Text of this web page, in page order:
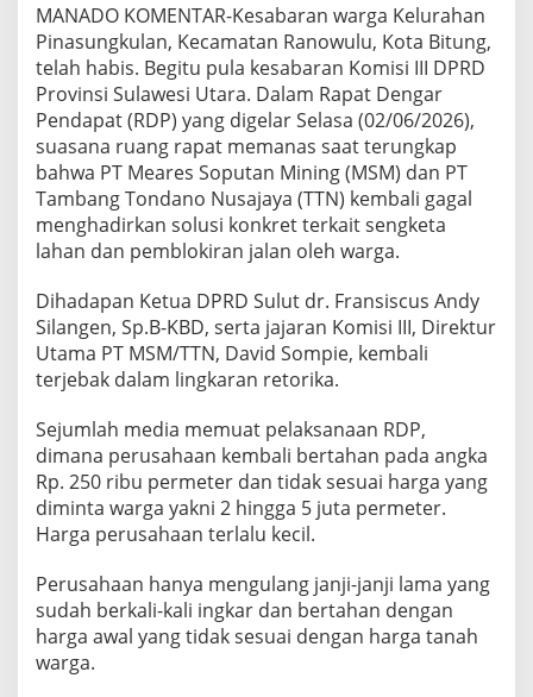
MANADO KOMENTAR-Kesabaran warga Kelurahan
Pinasungkulan, Kecamatan Ranowulu, Kota Bitung,
telah habis. Begitu pula kesabaran Komisi III DPRD
Provinsi Sulawesi Utara. Dalam Rapat Dengar
Pendapat (RDP) yang digelar Selasa (02/06/2026),
suasana ruang rapat memanas saat terungkap
bahwa PT Meares Soputan Mining (MSM) dan PT
Tambang Tondano Nusajaya (TTN) kembali gagal
menghadirkan solusi konkret terkait sengketa
lahan dan pemblokiran jalan oleh warga.
Dihadapan Ketua DPRD Sulut dr. Fransiscus Andy
Silangen, Sp.B-KBD, serta jajaran Komisi III, Direktur
Utama PT MSM/TTN, David Sompie, kembali
terjebak dalam lingkaran retorika.
Sejumlah media memuat pelaksanaan RDP,
dimana perusahaan kembali bertahan pada angka
Rp. 250 ribu permeter dan tidak sesuai harga yang
diminta warga yakni 2 hingga 5 juta permeter.
Harga perusahaan terlalu kecil.
Perusahaan hanya mengulang janji-janji lama yang
sudah berkali-kali ingkar dan bertahan dengan
harga awal yang tidak sesuai dengan harga tanah
warga.